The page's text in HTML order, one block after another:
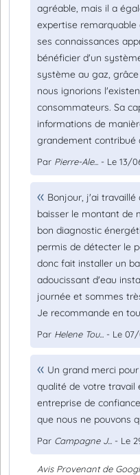
agréable, mais il a
expertise remarquable
ses connaissances
bénéficier d'un
système au gaz,
nous ignorions
consommateurs. Sa
informations de
grandement contribué
Par Pierre-Ale... - Le 13/
Bonjour, j'ai
baisser le montant de
bon diagnostic
permis de détecter le
donc fait installer un
adoucissant d'eau
journée et sommes
Je recommande en
Par Helene Tou... - Le
Un grand merci
qualité de votre travail
entreprise de
que nous ne pouvons
Par Campagne J... - Le
Avis Provenant de